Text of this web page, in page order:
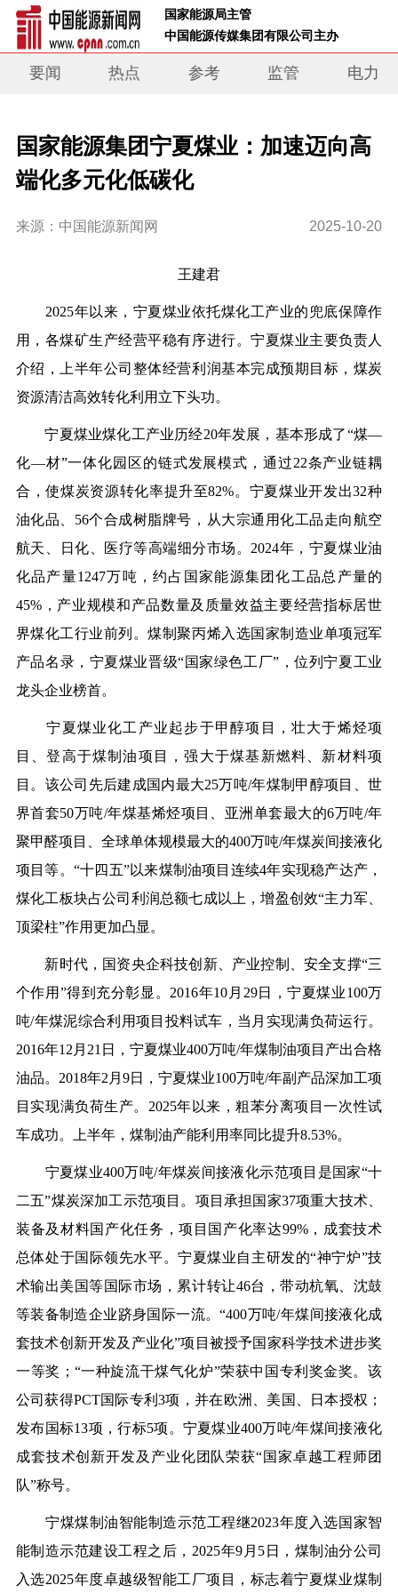
国家能源局主管
中国能源传媒集团有限公司主办
要闻 热点 参考 监管 电力
国家能源集团宁夏煤业：加速迈向高
端化多元化低碳化
来源：中国能源新闻网 2025-10-20
王建君
2025年以来，宁夏煤业依托煤化工产业的兜底保障作
用，各煤矿生产经营平稳有序进行。宁夏煤业主要负责人
介绍，上半年公司整体经营利润基本完成预期目标，煤炭
资源清洁高效转化利用立下头功。
宁夏煤业煤化工产业历经20年发展，基本形成了“煤—
化—材”一体化园区的链式发展模式，通过22条产业链耦
合，使煤炭资源转化率提升至82%。宁夏煤业开发出32种
油化品、56个合成树脂牌号，从大宗通用化工品走向航空
航天、日化、医疗等高端细分市场。2024年，宁夏煤业油
化品产量1247万吨，约占国家能源集团化工品总产量的
45%，产业规模和产品数量及质量效益主要经营指标居世
界煤化工行业前列。煤制聚丙烯入选国家制造业单项冠军
产品名录，宁夏煤业晋级“国家绿色工厂”，位列宁夏工业
龙头企业榜首。
宁夏煤业化工产业起步于甲醇项目，壮大于烯烃项
目、登高于煤制油项目，强大于煤基新燃料、新材料项
目。该公司先后建成国内最大25万吨/年煤制甲醇项目、世
界首套50万吨/年煤基烯烃项目、亚洲单套最大的6万吨/年
聚甲醛项目、全球单体规模最大的400万吨/年煤炭间接液化
项目等。“十四五”以来煤制油项目连续4年实现稳产达产，
煤化工板块占公司利润总额七成以上，增盈创效“主力军、
顶梁柱”作用更加凸显。
新时代，国资央企科技创新、产业控制、安全支撑“三
个作用”得到充分彰显。2016年10月29日，宁夏煤业100万
吨/年煤泥综合利用项目投料试车，当月实现满负荷运行。
2016年12月21日，宁夏煤业400万吨/年煤制油项目产出合格
油品。2018年2月9日，宁夏煤业100万吨/年副产品深加工项
目实现满负荷生产。2025年以来，粗苯分离项目一次性试
车成功。上半年，煤制油产能利用率同比提升8.53%。
宁夏煤业400万吨/年煤炭间接液化示范项目是国家“十
二五”煤炭深加工示范项目。项目承担国家37项重大技术、
装备及材料国产化任务，项目国产化率达99%，成套技术
总体处于国际领先水平。宁夏煤业自主研发的“神宁炉”技
术输出美国等国际市场，累计转让46台，带动杭氧、沈鼓
等装备制造企业跻身国际一流。“400万吨/年煤间接液化成
套技术创新开发及产业化”项目被授予国家科学技术进步奖
一等奖；“一种旋流干煤气化炉”荣获中国专利奖金奖。该
公司获得PCT国际专利3项，并在欧洲、美国、日本授权；
发布国标13项，行标5项。宁夏煤业400万吨/年煤间接液化
成套技术创新开发及产业化团队荣获“国家卓越工程师团
队”称号。
宁煤煤制油智能制造示范工程继2023年度入选国家智
能制造示范建设工程之后，2025年9月5日，煤制油分公司
入选2025年度卓越级智能工厂项目，标志着宁夏煤业煤制